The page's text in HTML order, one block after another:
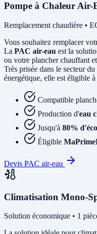
Pompe à Chaleur Air-
Remplacement chaudière •
Vous souhaitez remplacer
La PAC air-eau est la
ou votre plancher chauffant
Très prisée dans le secteur
énergétique, elle est éligible à
Compatible
Production d'eau
Jusqu'à 80%
Éligible
Devis PAC air-eau
Climatisation Mono-
Solution économique • 1